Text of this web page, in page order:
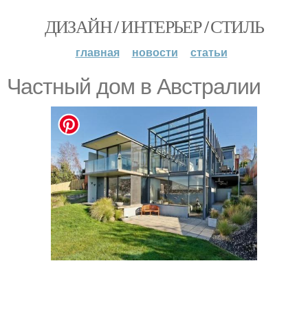
ДИЗАЙН / ИНТЕРЬЕР / СТИЛЬ
главная новости статьи
Частный дом в Авcтралии